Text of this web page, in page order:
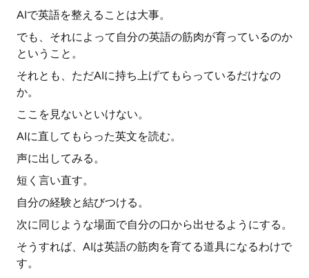
AIで英語を整えることは大事。
でも、それによって自分の英語の筋肉が育っているのか
ということ。
それとも、ただAIに持ち上げてもらっているだけなの
か。
ここを見ないといけない。
AIに直してもらった英文を読む。
声に出してみる。
短く言い直す。
自分の経験と結びつける。
次に同じような場面で自分の口から出せるようにする。
そうすれば、AIは英語の筋肉を育てる道具になるわけで
す。